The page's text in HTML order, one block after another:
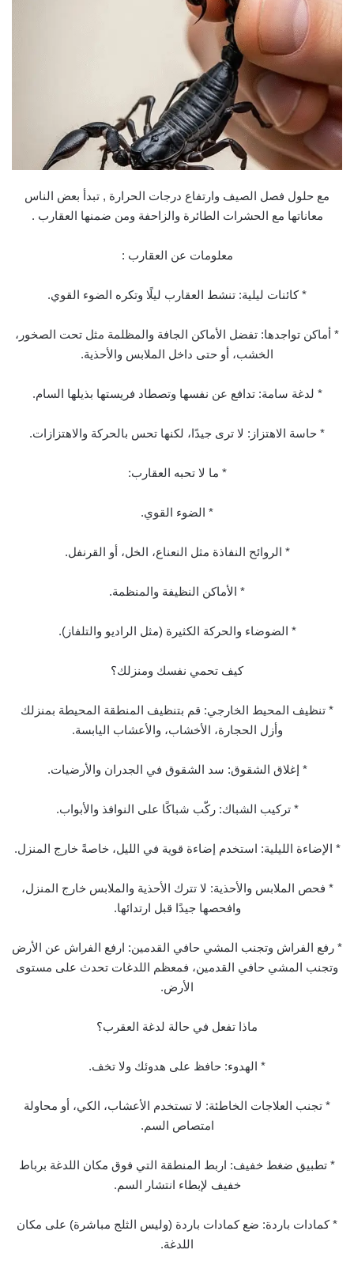
مع حلول فصل الصيف وارتفاع درجات الحرارة , تبدأ بعض الناس
معاناتها مع الحشرات الطائرة والزاحفة ومن ضمنها العقارب .
معلومات عن العقارب :
* كائنات ليلية: تنشط العقارب ليلًا وتكره الضوء القوي.
* أماكن تواجدها: تفضل الأماكن الجافة والمظلمة مثل تحت الصخور،
الخشب، أو حتى داخل الملابس والأحذية.
* لدغة سامة: تدافع عن نفسها وتصطاد فريستها بذيلها السام.
* حاسة الاهتزاز: لا ترى جيدًا، لكنها تحس بالحركة والاهتزازات.
* ما لا تحبه العقارب:
* الضوء القوي.
* الروائح النفاذة مثل النعناع، الخل، أو القرنفل.
* الأماكن النظيفة والمنظمة.
* الضوضاء والحركة الكثيرة (مثل الراديو والتلفاز).
كيف تحمي نفسك ومنزلك؟
* تنظيف المحيط الخارجي: قم بتنظيف المنطقة المحيطة بمنزلك
وأزل الحجارة، الأخشاب، والأعشاب اليابسة.
* إغلاق الشقوق: سد الشقوق في الجدران والأرضيات.
* تركيب الشباك: ركّب شباكًا على النوافذ والأبواب.
* الإضاءة الليلية: استخدم إضاءة قوية في الليل، خاصةً خارج المنزل.
* فحص الملابس والأحذية: لا تترك الأحذية والملابس خارج المنزل،
وافحصها جيدًا قبل ارتدائها.
* رفع الفراش وتجنب المشي حافي القدمين: ارفع الفراش عن الأرض
وتجنب المشي حافي القدمين، فمعظم اللدغات تحدث على مستوى
الأرض.
ماذا تفعل في حالة لدغة العقرب؟
* الهدوء: حافظ على هدوئك ولا تخف.
* تجنب العلاجات الخاطئة: لا تستخدم الأعشاب، الكي، أو محاولة
امتصاص السم.
* تطبيق ضغط خفيف: اربط المنطقة التي فوق مكان اللدغة برباط
خفيف لإبطاء انتشار السم.
* كمادات باردة: ضع كمادات باردة (وليس الثلج مباشرة) على مكان
اللدغة.